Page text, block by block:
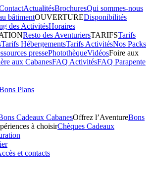
ActualitésBrochuresQui sommes-nous
bâtimentOUVERTUREDisponibilités
des ActivitésHoraires
Resto des AventuriersTARIFSTarifs
Tarifs HébergementsTarifs ActivitésNos Packs
pressePhotothèqueVidéosFoire aux
aux CabanesFAQ ActivitésFAQ Parapente
Plans
Cadeaux CabanesOffrez l’AventureBons
à choisirChèques Cadeaux
et contacts